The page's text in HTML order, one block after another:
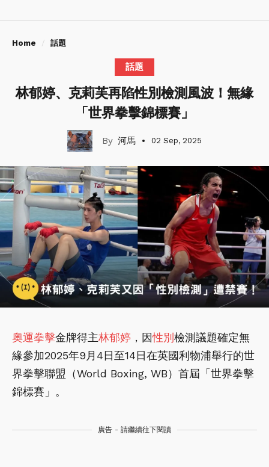
Home 話題
話題
林郁婷、克莉芙再陷性別檢測風波！無緣
「世界拳擊錦標賽」
河馬 02 Sep, 2025
奧運拳擊金牌得主林郁婷 ，因性別檢測議題確定無
緣參加2025年9月4日至14日在英國利物浦舉行的世
界拳擊聯盟（World Boxing, WB）首屆「世界拳擊
錦標賽」。
廣告 - 請繼續往下閱讀